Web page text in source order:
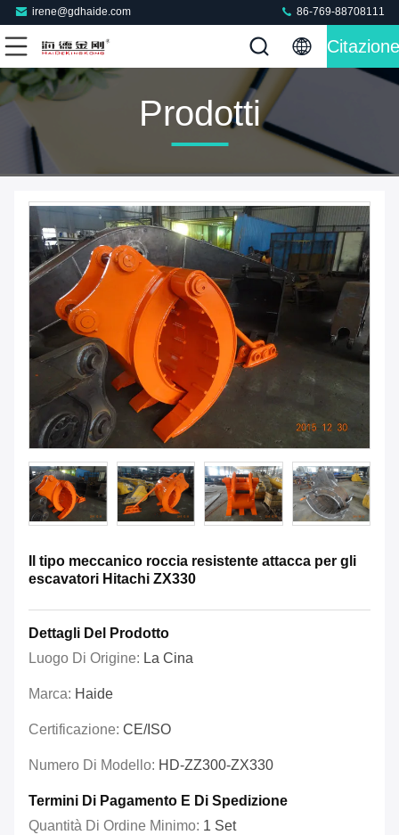
irene@gdhaide.com 86-769-88708111
Citazione
Prodotti
Il tipo meccanico roccia resistente attacca per gli
escavatori Hitachi ZX330
Dettagli Del Prodotto
Luogo Di Origine: La Cina
Marca: Haide
Certificazione: CE/ISO
Numero Di Modello: HD-ZZ300-ZX330
Termini Di Pagamento E Di Spedizione
Quantità Di Ordine Minimo: 1 Set